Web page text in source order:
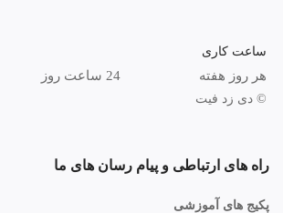
ساعت کاری
هر روز هفته 24 ساعت روز
© دی زد فیت
راه های ارتباطی و پیام رسان های ما
پکیج های آموزشی